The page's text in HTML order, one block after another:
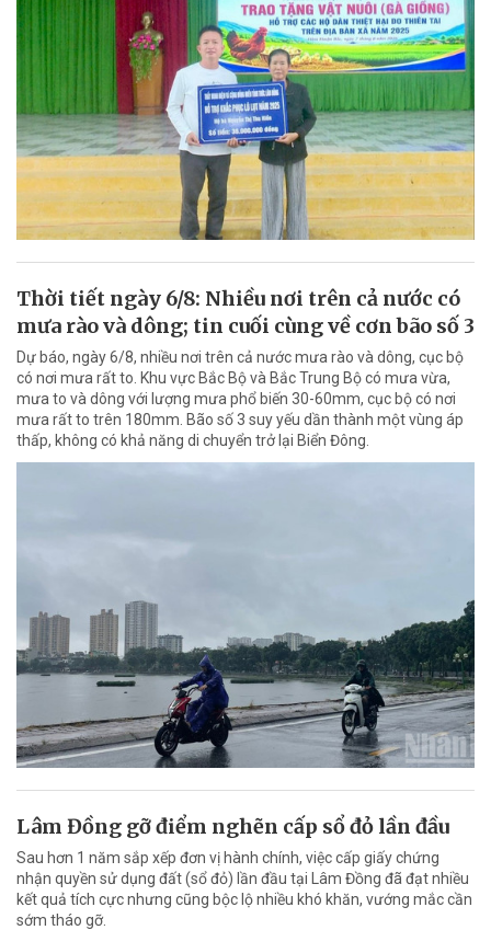
Thời tiết ngày 6/8: Nhiều nơi trên cả nước có
mưa rào và dông; tin cuối cùng về cơn bão số 3
Dự báo, ngày 6/8, nhiều nơi trên cả nước mưa rào và dông, cục bộ
có nơi mưa rất to. Khu vực Bắc Bộ và Bắc Trung Bộ có mưa vừa,
mưa to và dông với lượng mưa phổ biến 30-60mm, cục bộ có nơi
mưa rất to trên 180mm. Bão số 3 suy yếu dần thành một vùng áp
thấp, không có khả năng di chuyển trở lại Biển Đông.
Lâm Đồng gỡ điểm nghẽn cấp sổ đỏ lần đầu
Sau hơn 1 năm sắp xếp đơn vị hành chính, việc cấp giấy chứng
nhận quyền sử dụng đất (sổ đỏ) lần đầu tại Lâm Đồng đã đạt nhiều
kết quả tích cực nhưng cũng bộc lộ nhiều khó khăn, vướng mắc cần
sớm tháo gỡ.